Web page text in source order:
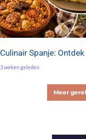
Culinair Spanje:
3 weken geleden
Meer